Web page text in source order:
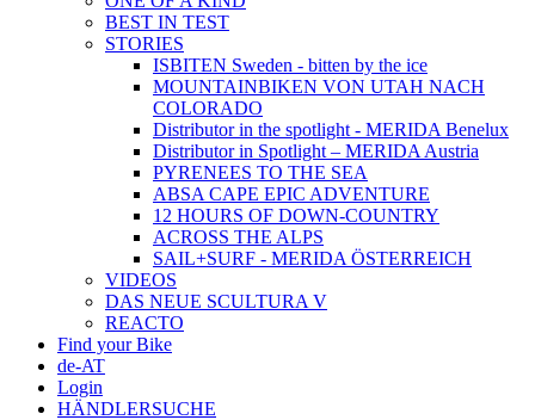
BEST IN TEST
STORIES
ISBITEN Sweden - bitten by the ice
MOUNTAINBIKEN VON UTAH NACH
COLORADO
Distributor in the spotlight - MERIDA Benelux
Distributor in Spotlight – MERIDA Austria
PYRENEES TO THE SEA
ABSA CAPE EPIC ADVENTURE
12 HOURS OF DOWN-COUNTRY
ACROSS THE ALPS
SAIL+SURF - MERIDA ÖSTERREICH
VIDEOS
DAS NEUE SCULTURA V
REACTO
Find your Bike
de-AT
Login
HÄNDLERSUCHE